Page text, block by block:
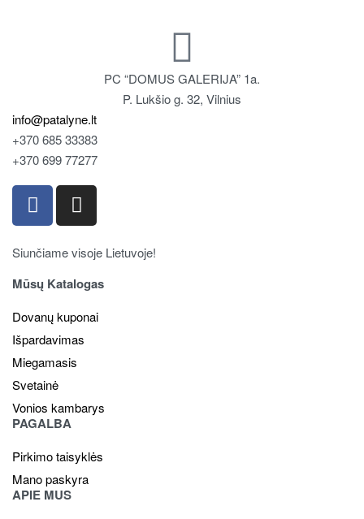
PC “DOMUS GALERIJA” 1a.
P. Lukšio g. 32, Vilnius
info@patalyne.lt
+370 685 33383
+370 699 77277
Siunčiame visoje Lietuvoje!
Mūsų Katalogas
Dovanų kuponai
Išpardavimas
Miegamasis
Svetainė
Vonios kambarys
PAGALBA
Pirkimo taisyklės
Mano paskyra
APIE MUS